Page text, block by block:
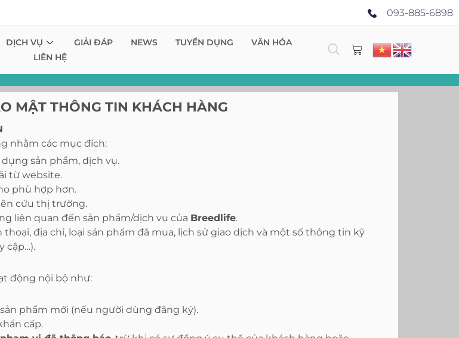
093-885-6898
DỊCH VỤ GIẢI ĐÁP NEWS TUYỂN DỤNG
VĂN HÓA
LIÊN HỆ
MẬT THÔNG TIN KHÁCH HÀNG
nhằm các mục đích:
sản phẩm, dịch vụ.
từ website.
phù hợp hơn.
cứu thị trường.
liên quan đến sản phẩm/dịch vụ của Breedlife.
thoại, địa chỉ, loại sản phẩm đã mua, lịch sử giao dịch và một số thông tin kỹ
cập…).
động nội bộ như:
phẩm mới (nếu người dùng đăng ký).
cấp.